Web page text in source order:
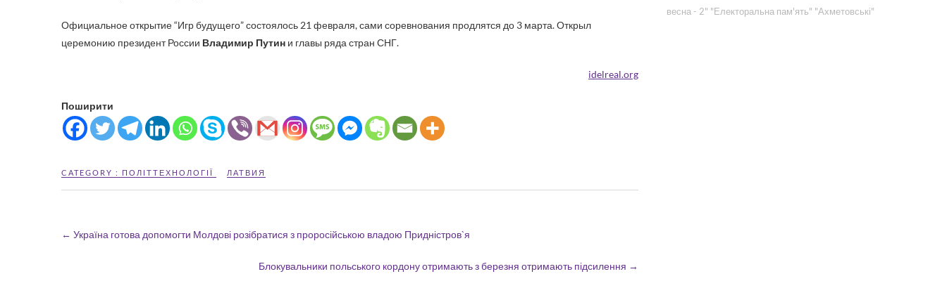
Официальное открытие “Игр будущего” состоялось 21 февраля, сами соревнования продлятся до 3 марта. Открыл
церемонию президент России Владимир Путин и главы ряда стран СНГ.
idelreal.org
Поширити
CATEGORY : ПОЛІТТЕХНОЛОГІЇ ЛАТВИЯ
← Україна готова допомогти Молдові розібратися з проросійською владою Придністров`я
Блокувальники польського кордону отримають з березня отримають підсилення →
весна - 2" "Електоральна пам'ять" "Ахметовські"